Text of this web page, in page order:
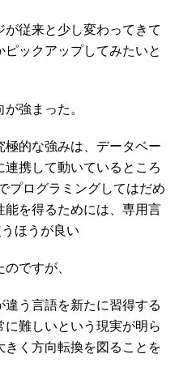
従来と少し変わってきて
ックアップしてみたいと
強まった。
的な強みは、データベー
携して動いているところ
プログラミングしてはだめ
能を得るためには、専用言
うほうが良い
ですが、
う言語を新たに習得する
難しいという現実が明ら
く方向転換を図ることを